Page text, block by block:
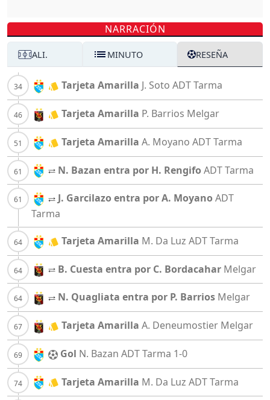
NARRACIÓN
ALI. MINUTO RESEÑA
Tarjeta Amarilla J. Soto ADT Tarma
Tarjeta Amarilla P. Barrios Melgar
Tarjeta Amarilla A. Moyano ADT Tarma
N. Bazan entra por H. Rengifo ADT Tarma
J. Garcilazo entra por A. Moyano ADT
Tarma
Tarjeta Amarilla M. Da Luz ADT Tarma
B. Cuesta entra por C. Bordacahar Melgar
N. Quagliata entra por P. Barrios Melgar
Tarjeta Amarilla A. Deneumostier Melgar
Gol N. Bazan ADT Tarma 1-0
Tarjeta Amarilla M. Da Luz ADT Tarma